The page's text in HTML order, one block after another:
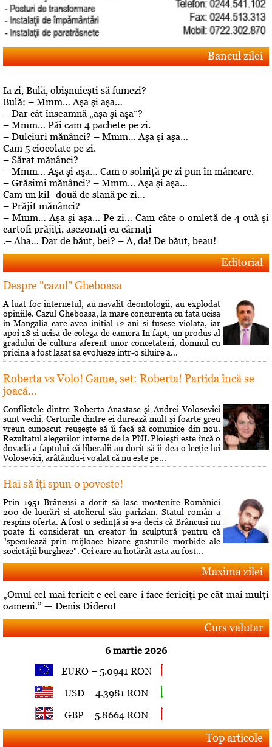
Bancul zilei
Ia zi, Bulă, obişnuieşti să fumezi?
Bulă: – Mmm… Aşa şi aşa…
– Dar cât înseamnă „aşa şi aşa”?
– Mmm… Păi cam 4 pachete pe zi.
– Dulciuri mănânci? – Mmm… Aşa şi aşa…
Cam 5 ciocolate pe zi.
– Sărat mănânci?
– Mmm… Aşa şi aşa… Cam o solniţă pe zi pun în mâncare.
– Grăsimi mănânci? – Mmm… Aşa şi aşa…
Cam un kil- două de slană pe zi…
– Prăjit mănânci?
– Mmm… Aşa şi aşa… Pe zi… Cam câte o omletă de 4 ouă şi
cartofi prăjiţi, asezonaţi cu cârnaţi
.– Aha… Dar de băut, bei? – A, da! De băut, beau!
Editorial
Despre "cazul" Gheboasa
A luat foc internetul, au navalit deontologii, au explodat
opiniile. Cazul Gheboasa, la mare concurenta cu fata ucisa
in Mangalia care avea initial 12 ani si fusese violata, iar
apoi 18 si ucisa de colega de camera In fapt, un produs al
gradului de cultura aferent unor concetateni, domnul cu
pricina a fost lasat sa evolueze intr-o siluire a...
Roberta vs Volo! Game, set: Roberta! Partida încă se
joacă...
Conflictele dintre Roberta Anastase şi Andrei Volosevici
sunt vechi. Certurile dintre ei durează mult şi foarte greu
vreun cunoscut reuşeşte să îi facă să comunice din nou.
Rezultatul alegerilor interne de la PNL Ploieşti este încă o
dovadă a faptului că liberalii au dorit să îi dea o lecţie lui
Volosevici, arâtându-i voalat că nu este pe...
Hai să îţi spun o poveste!
Prin 1951 Brâncusi a dorit să lase mostenire României
200 de lucrări si atelierul său parizian. Statul român a
respins oferta. A fost o sedinţă si s-a decis că Brâncusi nu
poate fi considerat un creator în sculptură pentru că
"speculează prin mijloace bizare gusturile morbide ale
societăţii burgheze". Cei care au hotărât asta au fost...
Maxima zilei
„Omul cel mai fericit e cel care-i face fericiţi pe cât mai mulţi
oameni.” — Denis Diderot
Curs valutar
6 martie 2026
EURO = 5.0941 RON
USD = 4.3981 RON
GBP = 5.8664 RON
Top articole